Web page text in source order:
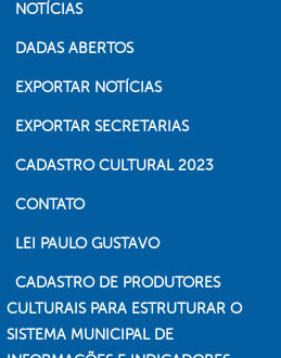
NOTÍCIAS
DADAS ABERTOS
EXPORTAR NOTÍCIAS
EXPORTAR SECRETARIAS
CADASTRO CULTURAL 2023
CONTATO
LEI PAULO GUSTAVO
CADASTRO DE PRODUTORES
CULTURAIS PARA ESTRUTURAR O
SISTEMA MUNICIPAL DE